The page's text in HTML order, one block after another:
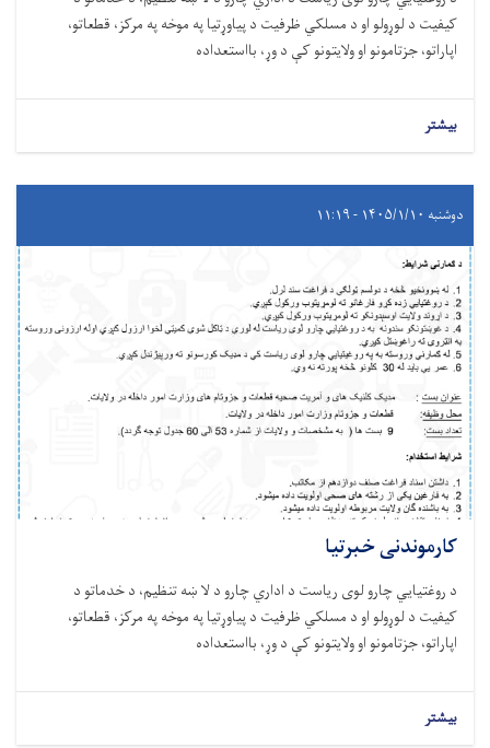
کیفیت د لوړولو او د مسلکي ظرفیت د پیاوړتیا په موخه په مرکز، قطعاتو،
اپاراتو، جزتامونو او ولایتونو کې د وړ، بااستعداده
بیشتر
دوشنبه ۱۴۰۵/۱/۱۰ - ۱۱:۱۹
کارموندنی خبرتیا
د روغتيايي چارو لوی ریاست د اداري چارو د لا ښه تنظیم، د خدماتو د
کیفیت د لوړولو او د مسلکي ظرفیت د پیاوړتیا په موخه په مرکز، قطعاتو،
اپاراتو، جزتامونو او ولایتونو کې د وړ، بااستعداده
بیشتر